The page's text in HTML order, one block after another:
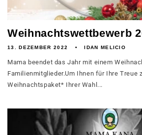
Weihnachtswettbewerb
13. DEZEMBER 2022 IDAN MELICIO
Mama beendet das Jahr mit einem
Familienmitglieder.Um Ihnen für Ihre Treue
Weihnachtspaket* Ihrer Wahl...